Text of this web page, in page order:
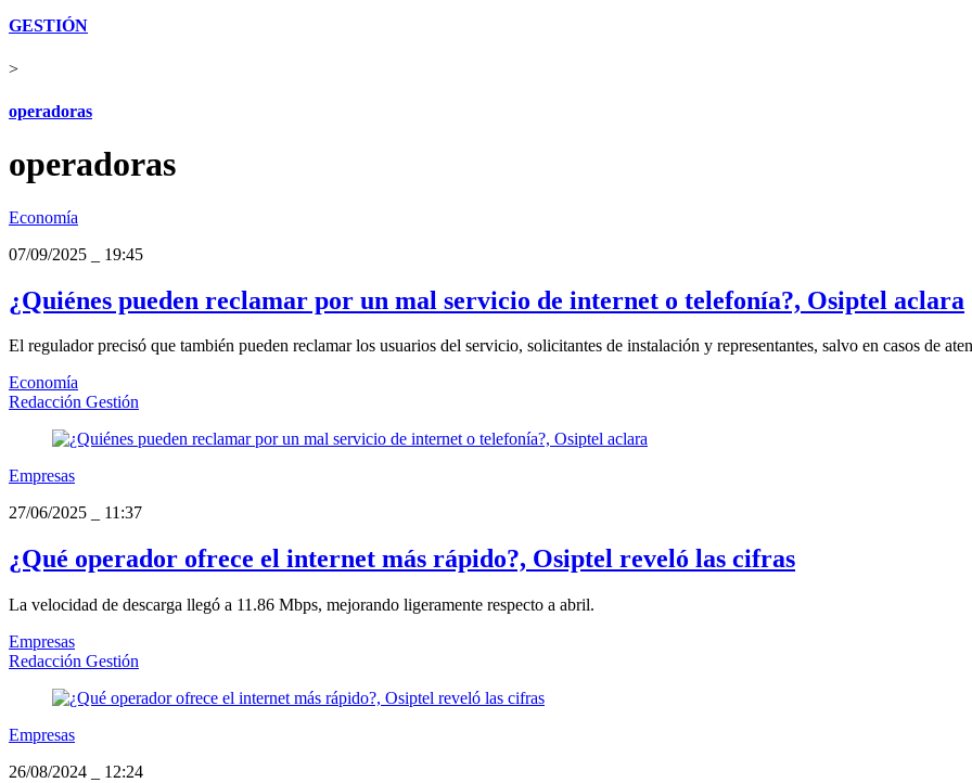
GESTIÓN
>
operadoras
operadoras
Economía
07/09/2025
19:45
¿Quiénes pueden reclamar por un mal servicio de internet o telefonía?, Osiptel aclara
El regulador precisó que también pueden reclamar los usuarios del servicio, solicitantes de instalación y representantes, salvo en casos de
Economía
Redacción Gestión
Empresas
27/06/2025
11:37
¿Qué operador ofrece el internet más rápido?, Osiptel reveló las cifras
La velocidad de descarga llegó a 11.86 Mbps, mejorando ligeramente respecto a abril.
Empresas
Redacción Gestión
Empresas
26/08/2024
12:24